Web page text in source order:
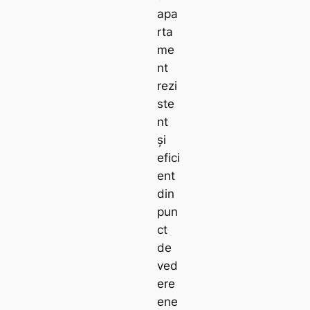
apa
rta
me
nt
rezi
ste
nt
și
efici
ent
din
pun
ct
de
ved
ere
ene